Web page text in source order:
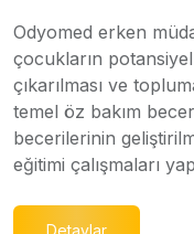
Odyomed erken
çocukların
çıkarılması ve
temel öz bakım
becerilerinin
eğitimi çalışmaları
Detaylar